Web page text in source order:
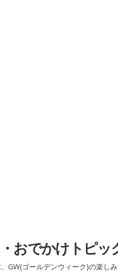
おでかけトピッ
GW(ゴールデンウィーク)の楽し